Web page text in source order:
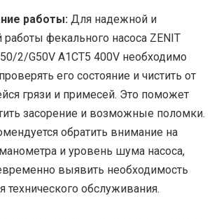
работы: Для надежной и
работы фекального насоса ZENIT
2/G50V A1CT5 400V необходимо
его состояние и чистить от
грязи и примесей. Это поможет
засорение и возможные поломки.
обратить внимание на
и уровень шума насоса,
выявить необходимость
технического обслуживания.